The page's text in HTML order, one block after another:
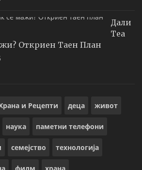
Дали
Теа
Откриен Таен План
и Рецепти деца живот
наука паметни телефони
семејство технологија